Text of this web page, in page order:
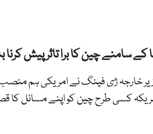
سامنے چین کا برا تاثر پیش
خارجہ ژی فینگ نے امریکی ہم
کسی طرح چین کو اپنے مسائل کا قصور